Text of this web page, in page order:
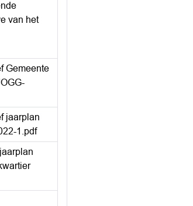
van het
Gemeente
jaarplan
1.pdf